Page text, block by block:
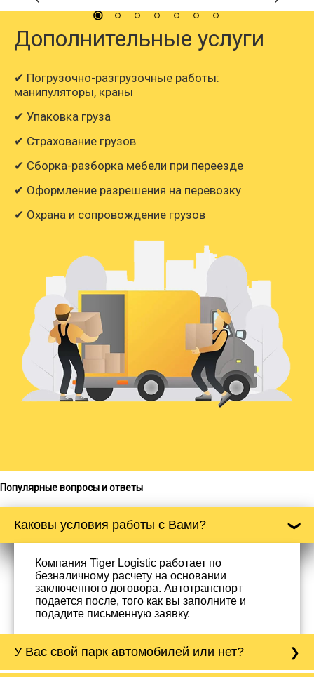
Дополнительные услуги
✔ Погрузочно-разгрузочные работы:
манипуляторы, краны
✔ Упаковка груза
✔ Страхование грузов
✔ Сборка-разборка мебели при переезде
✔ Оформление разрешения на перевозку
✔ Охрана и сопровождение грузов
Популярные вопросы и ответы
Каковы условия работы с Вами?
Компания Tiger Logistic работает по
безналичному расчету на основании
заключенного договора. Автотранспорт
подается после, того как вы заполните и
подадите письменную заявку.
У Вас свой парк автомобилей или нет?